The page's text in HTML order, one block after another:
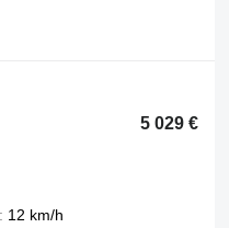
5 029 €
12 km/h